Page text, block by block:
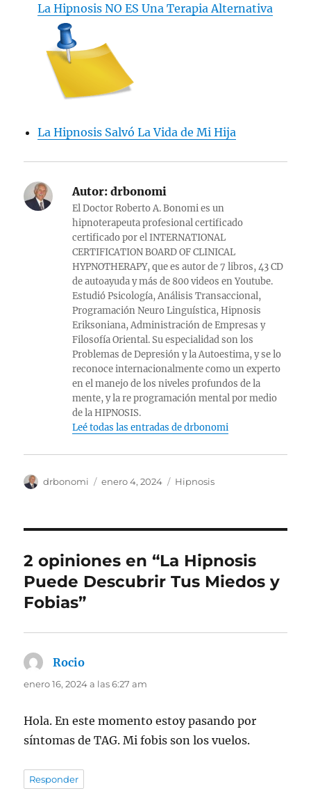
La Hipnosis NO ES Una Terapia Alternativa
La Hipnosis Salvó La Vida de Mi Hija
Autor: drbonomi
El Doctor Roberto A. Bonomi es un
hipnoterapeuta profesional certificado
certificado por el INTERNATIONAL
CERTIFICATION BOARD OF CLINICAL
HYPNOTHERAPY, que es autor de 7 libros, 43 CD
de autoayuda y más de 800 videos en Youtube.
Estudió Psicología, Análisis Transaccional,
Programación Neuro Linguística, Hipnosis
Eriksoniana, Administración de Empresas y
Filosofía Oriental. Su especialidad son los
Problemas de Depresión y la Autoestima, y se lo
reconoce internacionalmente como un experto
en el manejo de los niveles profundos de la
mente, y la re programación mental por medio
de la HIPNOSIS.
Leé todas las entradas de drbonomi
Autor
drbonomi
Publicado
enero 4, 2024 Categorías
Hipnosis
2 opiniones en “La Hipnosis
Puede Descubrir Tus Miedos y
Fobias”
Rocio
enero 16, 2024 a las 6:27 am
Hola. En este momento estoy pasando por
síntomas de TAG. Mi fobis son los vuelos.
Responder